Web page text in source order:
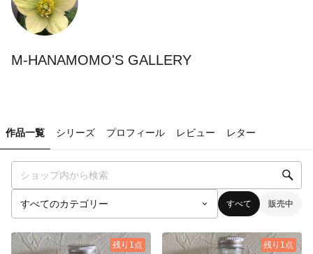
M-HANAMOMO'S GALLERY
作品一覧 シリーズ プロフィール レビュー レター
すべて 販売中
残り1点 残り1点